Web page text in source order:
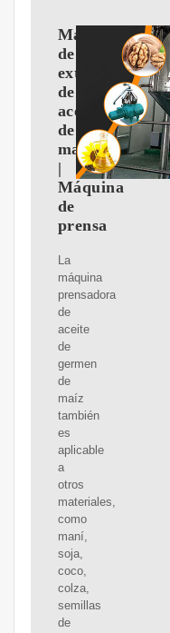
Máquina
de
extracción
de
aceite
de
maíz
|
Máquina
de
prensa
La
máquina
prensadora
de
aceite
de
germen
de
maíz
también
es
aplicable
a
otros
materiales,
como
maní,
soja,
coco,
colza,
semillas
de